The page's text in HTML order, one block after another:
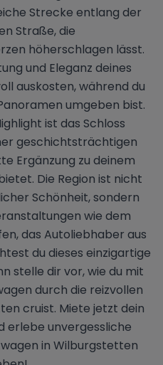
Strecke entlang der
Straße, die
höherschlagen lässt.
und Eleganz deines
auskosten, während du
umgeben bist.
ist das Schloss
geschichtsträchtigen
Ergänzung zu deinem
Die Region ist nicht
Schönheit, sondern
wie dem
das Autoliebhaber aus
du dieses einzigartige
stelle dir vor, wie du mit
durch die reizvollen
cruist. Miete jetzt dein
erlebe unvergessliche
in Wilburgstetten